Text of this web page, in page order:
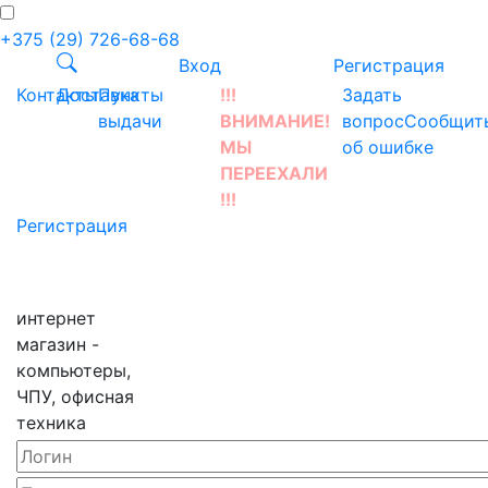
+375 (29) 726-68-68
Вход
Регистрация
КонтактыДоставка
Пункты
выдачи
!!!
ВНИМАНИЕ!
МЫ
ПЕРЕЕХАЛИ
!!!
Задать
вопрос
об ошибке
Регистрация
интернет
магазин -
компьютеры,
ЧПУ, офисная
техника